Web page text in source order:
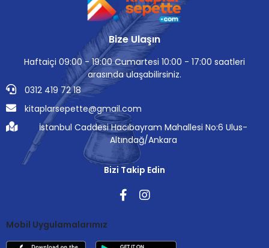
Bize Ulaşın
Haftaiçi 09:00 - 19:00 Cumartesi 10:00 - 17:00 saatleri
arasında ulaşabilirsiniz.
0312 419 72 18
kitaplarsepette@gmail.com
İstanbul Caddesi Hacıbayram Mahallesi No:6 Ulus-
Altındağ/Ankara
Bizi Takip Edin
Mobil Uygulamalarımız